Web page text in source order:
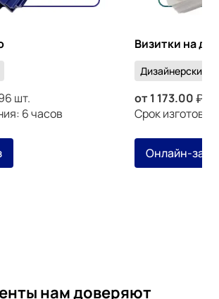
шт.
6 часов
Визитки на
Дизайнерский
от 1 173.00
Срок
Онлайн-
нам доверяют